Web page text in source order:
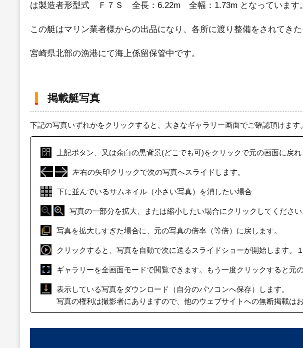
は製造者形型式 Ｆ７Ｓ 全長：6.22m 全幅：1.73m となっています
この艇はマリン業者様からの出品になり、各所に渡り整備をされてきた
宮崎県北部の漁港にて海上係留保管中です。
掲載艇写真
下記の写真いずれかをクリックすると、大きなギャラリー画面でご確認頂けま
上記ボタン、又は余白の黒背景(どこでも可)をクリックで元の画面に戻れ
左右の矢印クリックで次の写真へスライドします。
下に並んでいるサムネイル（小さい写真）を消したい場合
写真の一部分を拡大、または縮小したい場合にクリックしてください
写真を拡大しすぎた場合に、元の写真の倍率（等倍）に戻します。
クリックすると、写真を自動で次に送るスライドショーが開始します。
ギャラリーを全画面モードで閲覧できます。もう一度クリックすると元
表示している写真をダウンロード（自分のパソコンへ保存）します。
写真の権利は撮影者にありますので、他のウェブサイトへの無断掲載は